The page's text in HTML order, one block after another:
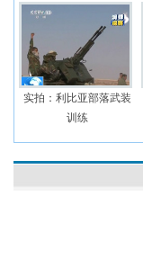
实拍：利比亚部落武装
训练